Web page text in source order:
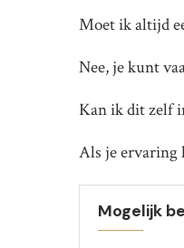
Moet ik altijd
Nee, je kunt
Kan ik dit zelf
Als je ervaring
Mogelijk